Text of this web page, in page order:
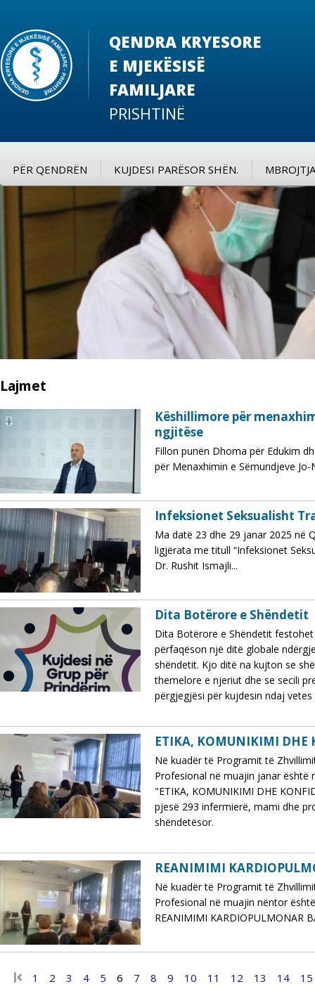
QENDRA KRYESORE
E MJEKËSISË
FAMILJARE
PRISHTINË
PËR QENDRËN KUJDESI PARËSOR SHËN.
Lajmet
Këshillimore për
ngjitëse
Fillon punën Dhoma për Edukim
për Menaxhimin e Sëmundjeve
Infeksionet Seksualisht
Ma datë 23 dhe 29 janar 2025 në
ligjërata me titull “Infeksionet
Dr. Rushit Ismajli...
Dita Botërore e Shëndetit
Dita Botërore e Shëndetit
përfaqëson një ditë globale
shëndetit. Kjo ditë na kujton se
themelore e njeriut dhe se secili
përgjegjësi për kujdesin ndaj
ETIKA, KOMUNIKIMI DHE
Në kuadër të Programit të
Profesional në muajin janar
"ETIKA, KOMUNIKIMI DHE
pjesë 293 infermierë, mami dhe
shëndetësor.
REANIMIMI
Në kuadër të Programit të
Profesional në muajin nëntor
REANIMIMI KARDIOPULMONAR
1 2 3 4 5 6 7 8 9 10 11 12 13 14 15